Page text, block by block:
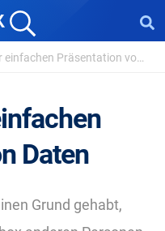
Präsentation von Daten
Daten
Grund gehabt,